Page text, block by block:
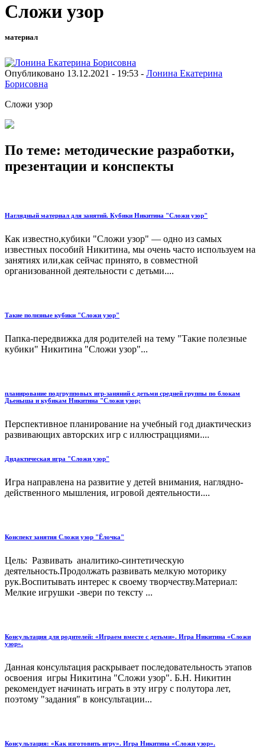
Сложи узор
материал
Опубликовано 13.12.2021 - 19:53 - Лонина Екатерина
Борисовна
Сложи узор
По теме: методические разработки,
презентации и конспекты
Наглядный материал для занятий. Кубики Никитина "Сложи узор"
Как известно,кубики "Сложи узор" — одно из самых
известных пособий Никитина, мы очень часто используем на
занятиях или,как сейчас принято, в совместной
организованной деятельности с детьми....
Такие полнзные кубики "Сложи узор"
Папка-передвижка для родителей на тему "Такие полезные
кубики" Никитина "Сложи узор"...
планирование подгрупповых игр-заняний с детьми средней группы по блокам
Дьеныша и кубикам Никитина "Сложи узор;
Перспективное планирование на учебный год диактическиз
развивающих авторских игр с иллюстрацциями....
Дидактическая игра "Сложи узор"
Игра направлена на развитие у детей внимания, наглядно-
действенного мышления, игровой деятельности....
Конспект занятия Сложи узор "Ёлочка"
Цель: Развивать аналитико-синтетическую
деятельность.Продолжать развивать мелкую моторику
рук.Воспитывать интерес к своему творчеству.Материал:
Мелкие игрушки -звери по тексту ...
Консультация для родителей: «Играем вместе с детьми». Игра Никитина «Сложи
узор».
Данная консультация раскрывает последовательность этапов
освоения игры Никитина "Сложи узор". Б.Н. Никитин
рекомендует начинать играть в эту игру с полутора лет,
поэтому "задания" в консультации...
Консультация: «Как изготовить игру». Игра Никитина «Сложи узор».